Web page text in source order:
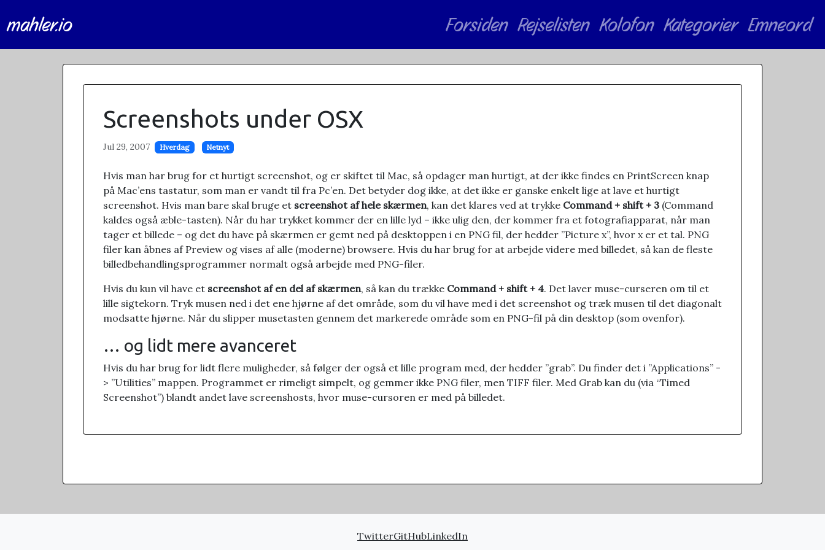
mahler.io Forsiden Rejselisten Kolofon Kategorier Emneord
Screenshots under OSX
Jul 29, 2007 Hverdag Netnyt
Hvis man har brug for et hurtigt screenshot, og er skiftet til Mac, så opdager man hurtigt, at der ikke findes en PrintScreen knap
på Mac’ens tastatur, som man er vandt til fra Pc’en. Det betyder dog ikke, at det ikke er ganske enkelt lige at lave et hurtigt
screenshot. Hvis man bare skal bruge et screenshot af hele skærmen, kan det klares ved at trykke Command + shift + 3 (Command
kaldes også æble-tasten). Når du har trykket kommer der en lille lyd – ikke ulig den, der kommer fra et fotografiapparat, når man
tager et billede – og det du have på skærmen er gemt ned på desktoppen i en PNG fil, der hedder ”Picture x”, hvor x er et tal. PNG
filer kan åbnes af Preview og vises af alle (moderne) browsere. Hvis du har brug for at arbejde videre med billedet, så kan de fleste
billedbehandlingsprogrammer normalt også arbejde med PNG-filer.
Hvis du kun vil have et screenshot af en del af skærmen, så kan du trække Command + shift + 4. Det laver muse-curseren om til et
lille sigtekorn. Tryk musen ned i det ene hjørne af det område, som du vil have med i det screenshot og træk musen til det diagonalt
modsatte hjørne. Når du slipper musetasten gennem det markerede område som en PNG-fil på din desktop (som ovenfor).
… og lidt mere avanceret
Hvis du har brug for lidt flere muligheder, så følger der også et lille program med, der hedder ”grab”. Du finder det i ”Applications” -
> ”Utilities” mappen. Programmet er rimeligt simpelt, og gemmer ikke PNG filer, men TIFF filer. Med Grab kan du (via “Timed
Screenshot”) blandt andet lave screenshosts, hvor muse-cursoren er med på billedet.
TwitterGitHubLinkedIn